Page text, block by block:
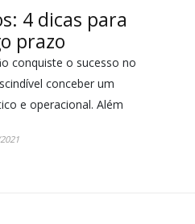
4 dicas para
prazo
conquiste o sucesso no
conceber um
e operacional. Além